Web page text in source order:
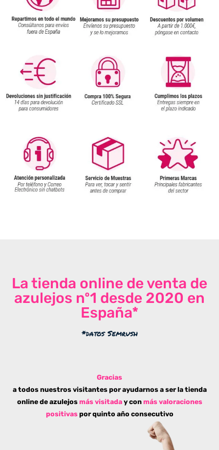
La tienda online de venta de
azulejos nº1 desde 2020 en
España*
*datos Semrush
Gracias
a todos nuestros visitantes por ayudarnos a ser la tienda
online de azulejos más visitaday conmás valoraciones
positivaspor quinto año consecutivo